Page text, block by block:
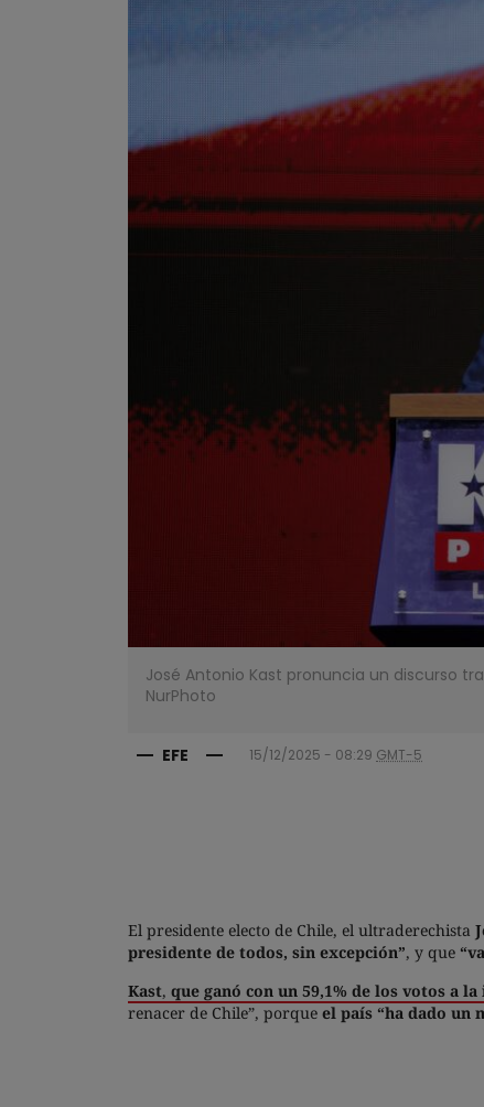
José Antonio Kast pronuncia un discurso
NurPhoto
EFE 15/12/2025 - 08:29 GMT-5
El presidente electo de Chile, el ultraderechista
presidente de todos, sin excepción”, y que
Kast, que ganó con un 59,1% de los votos a
renacer de Chile”, porque el país “ha dado un